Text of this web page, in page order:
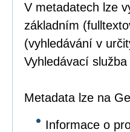
V metadatech lze
základním
(vyhledávání v
Vyhledávací
Metadata lze na
Informace o